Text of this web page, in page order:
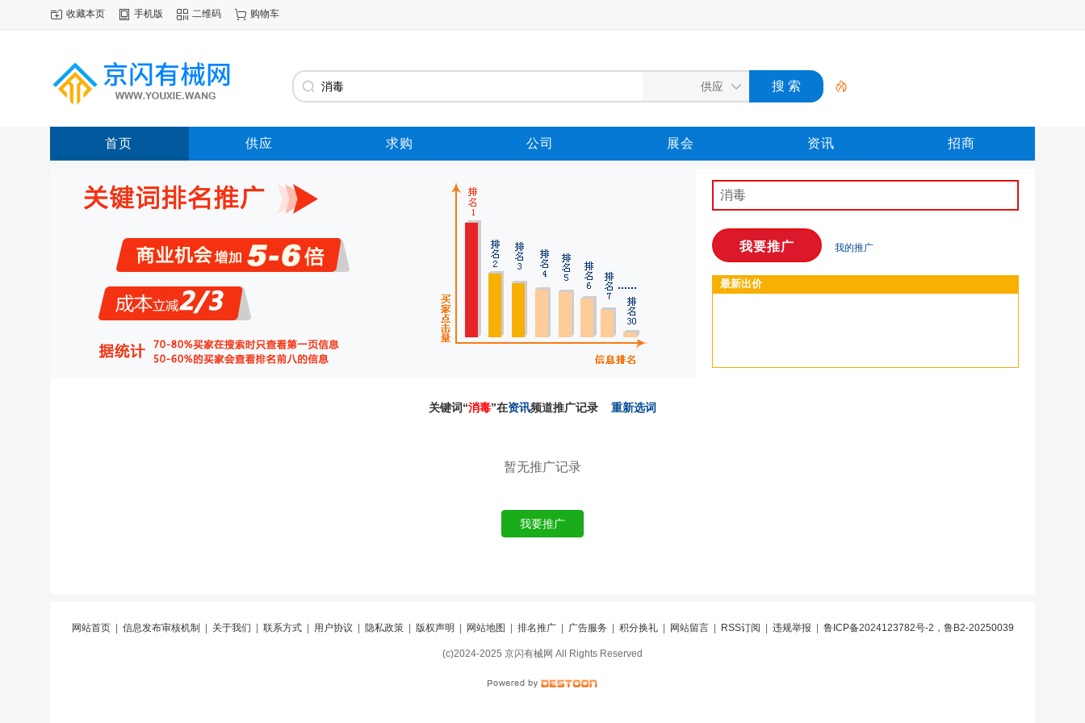
收藏本页 手机版 二维码 购物车
首页 供应 求购 公司 展会 资讯 招商
我的推广
最新出价
关键词“消毒”在资讯频道推广记录 重新选词
暂无推广记录
我要推广
网站首页| 信息发布审核机制 | 关于我们 | 联系方式| 用户协议 | 隐私政策| 版权声明 | 网站地图 | 排名推广| 广告服务 | 积分换礼| 网站留言| RSS订阅 | 违规举报 | 鲁ICP备2024123782号-2，鲁B2-20250039
(c)2024-2025 京闪有械网 All Rights Reserved